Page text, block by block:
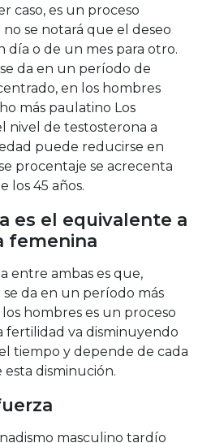
caso, es un proceso
se notará que el deseo
día o de un mes para otro.
da en un período de
en los hombres
más paulatino Los
nivel de testosterona a
puede reducirse en
procentaje se acrecenta
los 45 años.
es el equivalente a
femenina
entre ambas es que,
se da en un período más
hombres es un proceso
fertilidad va disminuyendo
tiempo y depende de cada
disminución.
masculino tardío